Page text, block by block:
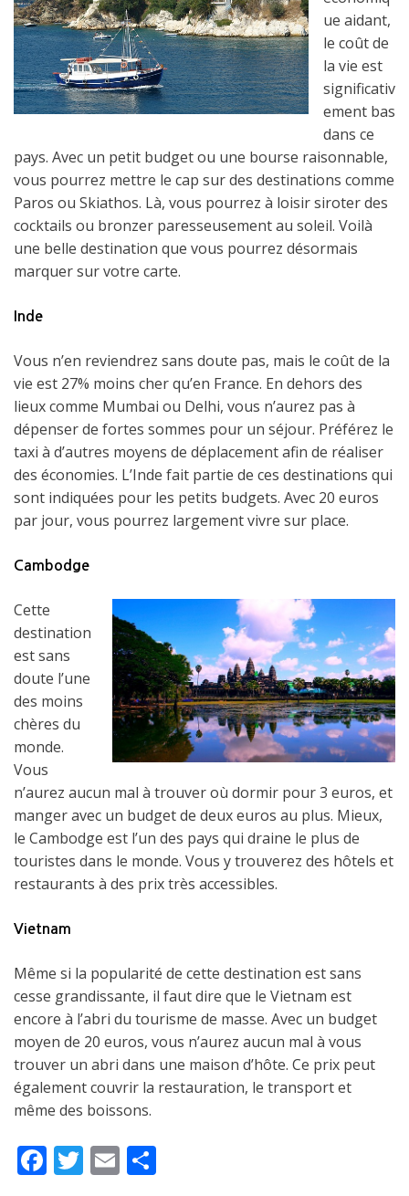
ue aidant,
le coût de
la vie est
significativ
ement bas
dans ce
pays. Avec un petit budget ou une bourse raisonnable,
vous pourrez mettre le cap sur des destinations comme
Paros ou Skiathos. Là, vous pourrez à loisir siroter des
cocktails ou bronzer paresseusement au soleil. Voilà
une belle destination que vous pourrez désormais
marquer sur votre carte.
Inde
Vous n’en reviendrez sans doute pas, mais le coût de la
vie est 27% moins cher qu’en France. En dehors des
lieux comme Mumbai ou Delhi, vous n’aurez pas à
dépenser de fortes sommes pour un séjour. Préférez le
taxi à d’autres moyens de déplacement afin de réaliser
des économies. L’Inde fait partie de ces destinations qui
sont indiquées pour les petits budgets. Avec 20 euros
par jour, vous pourrez largement vivre sur place.
Cambodge
Cette
destination
est sans
doute l’une
des moins
chères du
monde.
Vous
n’aurez aucun mal à trouver où dormir pour 3 euros, et
manger avec un budget de deux euros au plus. Mieux,
le Cambodge est l’un des pays qui draine le plus de
touristes dans le monde. Vous y trouverez des hôtels et
restaurants à des prix très accessibles.
Vietnam
Même si la popularité de cette destination est sans
cesse grandissante, il faut dire que le Vietnam est
encore à l’abri du tourisme de masse. Avec un budget
moyen de 20 euros, vous n’aurez aucun mal à vous
trouver un abri dans une maison d’hôte. Ce prix peut
également couvrir la restauration, le transport et
même des boissons.
F T E